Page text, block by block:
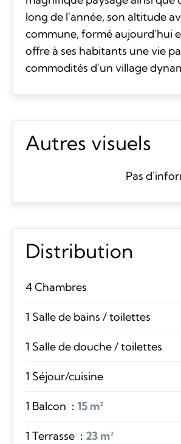
long de l'année, son altitude
commune, formé aujourd'hui
offre à ses habitants une vie
commodités d'un village
Autres visuels
Pas
Distribution
4 Chambres
1 Salle de bains / toilettes
1 Salle de douche / toilettes
1 Séjour/cuisine
1 Balcon 15 m²
1 Terrasse 23 m²